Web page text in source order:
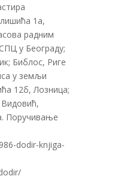
1а,
радним
у Београду;
Библос, Риге
у земљи
12б, Лозница;
Поручивање
dodir-knjiga-